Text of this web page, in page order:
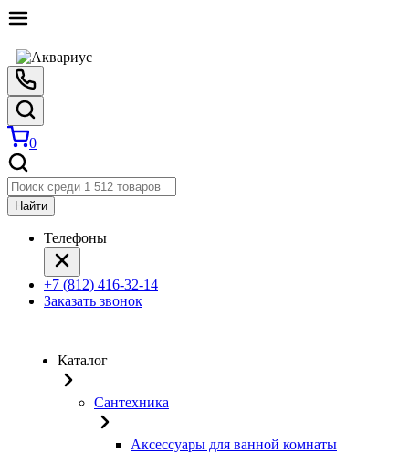
0
Найти
Телефоны
+7 (812) 416-32-14
Заказать звонок
Каталог
Сантехника
Аксессуары для ванной комнаты